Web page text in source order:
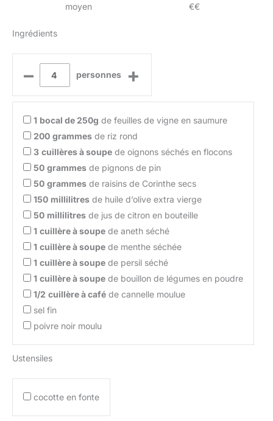
moyen €€
Ingrédients
– personnes +
1 bocal de 250g de feuilles de vigne en saumure
200 grammes de riz rond
3 cuillères à soupe de oignons séchés en flocons
50 grammes de pignons de pin
50 grammes de raisins de Corinthe secs
150 millilitres de huile d’olive extra vierge
50 millilitres de jus de citron en bouteille
1 cuillère à soupe de aneth séché
1 cuillère à soupe de menthe séchée
1 cuillère à soupe de persil séché
1 cuillère à soupe de bouillon de légumes en poudre
1/2 cuillère à café de cannelle moulue
sel fin
poivre noir moulu
Ustensiles
cocotte en fonte